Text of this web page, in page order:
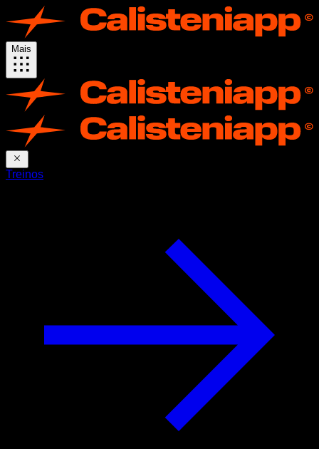
Mais
Treinos